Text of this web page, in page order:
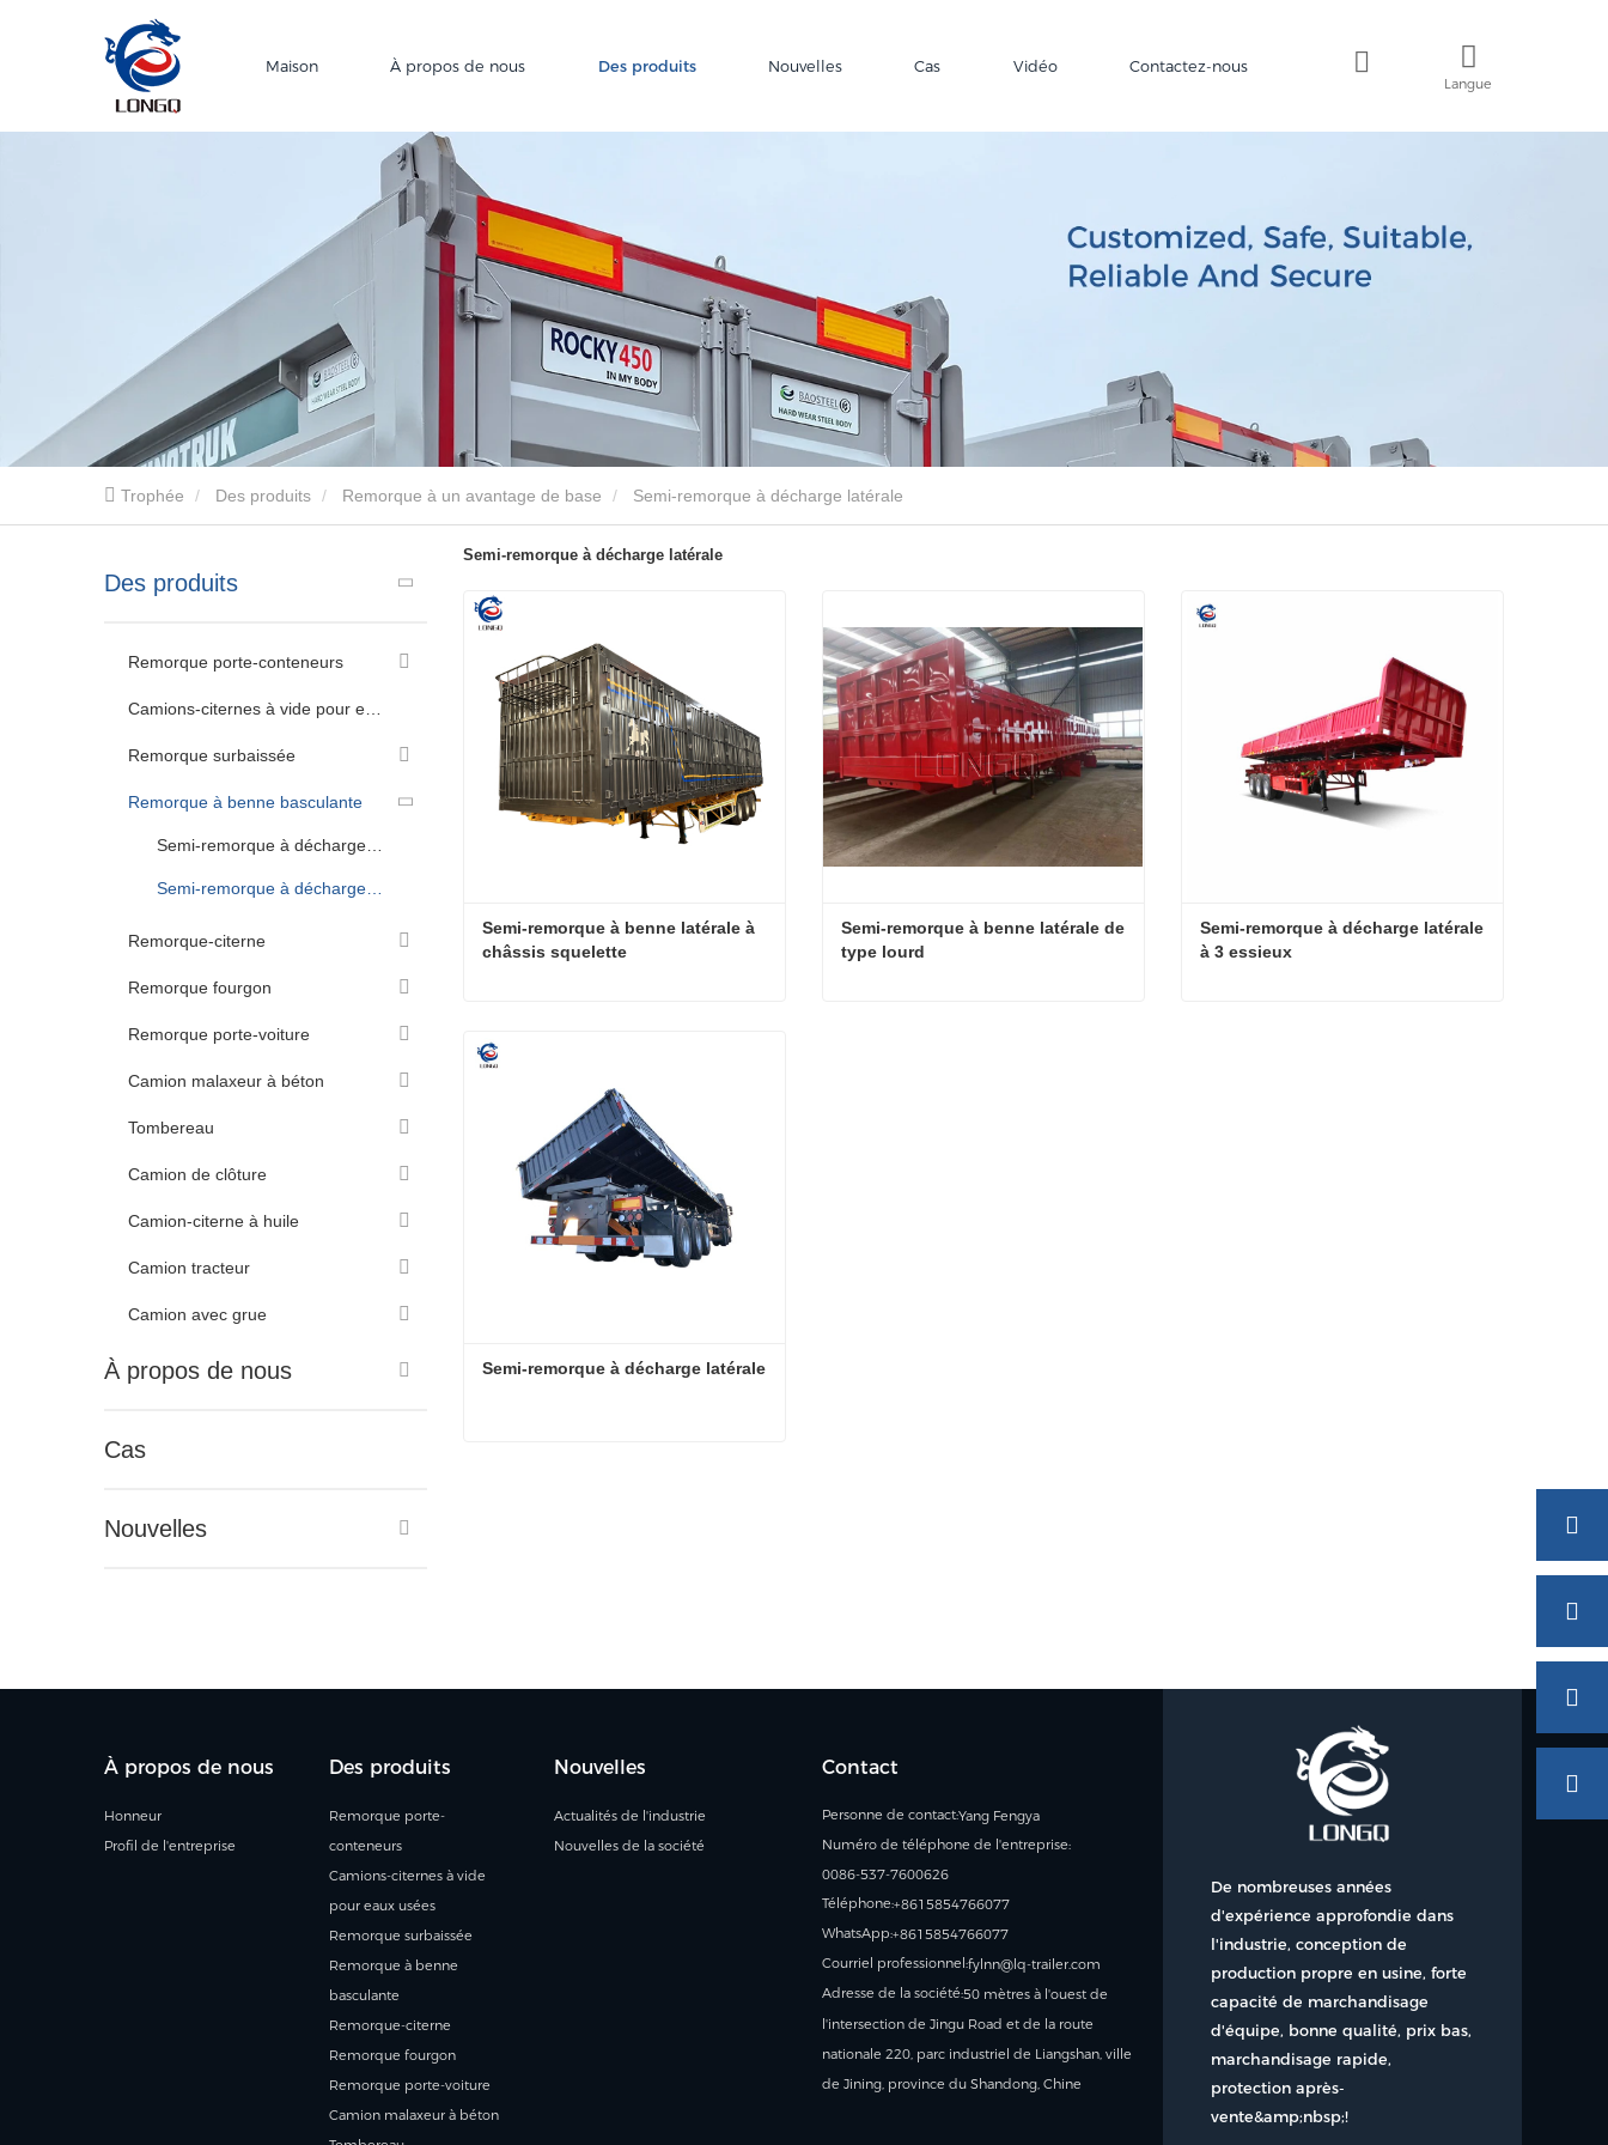
Maison À propos de nous Des produits Nouvelles Cas Vidéo Contactez-nous
Langue
Trophée Des produits Remorque à un avantage de base Semi-remorque à décharge latérale
Des produits
Remorque porte-conteneurs
Remorque surbaissée
Remorque à benne basculante
Remorque-citerne
Remorque fourgon
Remorque porte-voiture
Camion malaxeur à béton
Tombereau
Camion de clôture
Camion-citerne à huile
Camion tracteur
Camion avec grue
À propos de nous
Cas
Nouvelles
Semi-remorque à décharge latérale
Semi-remorque à benne latérale à
châssis squelette
Contacter maintenant
Semi-remorque à benne latérale de
type lourd
Semi-remorque à décharge latérale
à 3 essieux
Semi-remorque à décharge latérale
À propos de nous
Honneur
Profil de l'entreprise
Des produits
Remorque porte-
conteneurs
Camions-citernes à vide
pour eaux usées
Remorque surbaissée
Remorque à benne
basculante
Remorque-citerne
Remorque fourgon
Remorque porte-voiture
Camion malaxeur à béton
Nouvelles
Actualités de l'industrie
Nouvelles de la société
Contact
Personne de contact:Yang Fengya
Numéro de téléphone de l'entreprise:
0086-537-7600626
Téléphone:+8615854766077
WhatsApp:+8615854766077
Courriel professionnel:fylnn@lq-trailer.com
Adresse de la société:50 mètres à l'ouest de
l'intersection de Jingu Road et de la route
nationale 220, parc industriel de Liangshan, ville
de Jining, province du Shandong, Chine
De nombreuses années
d'expérience approfondie dans
l'industrie, conception de
production propre en usine, forte
capacité de marchandisage
d'équipe, bonne qualité, prix bas,
marchandisage rapide,
protection après-
vente&amp;nbsp;!